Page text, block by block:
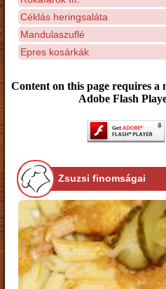
Céklás heringsaláta
Mandulaszuflé
Epres kosárkák
Content on this page requires a
Adobe Flash
Zsuzsi finomságai